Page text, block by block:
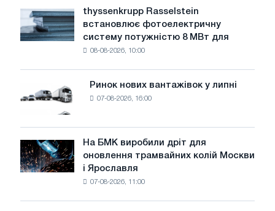
води
загрожує
безпеці
thyssenkrupp
Rasselstein
встановлює
фотоелектричну
досягнення
цілей
декарбонізації
thyssenkrupp Rasselstein
встановлює фотоелектричну
систему потужністю 8 МВт для
08-08-2026, 10:00
Ринок
нових
вантажівок
у
липні
Ринок нових вантажівок у липні
07-08-2026, 16:00
На
БМК
виробили
На БМК виробили дріт для
оновлення трамвайних колій Москви
і Ярославля
07-08-2026, 11:00